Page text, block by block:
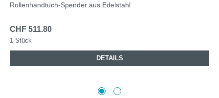
Rollenhandtuch-Spender aus Edelstahl
CHF 511.80
1 Stück
DETAILS